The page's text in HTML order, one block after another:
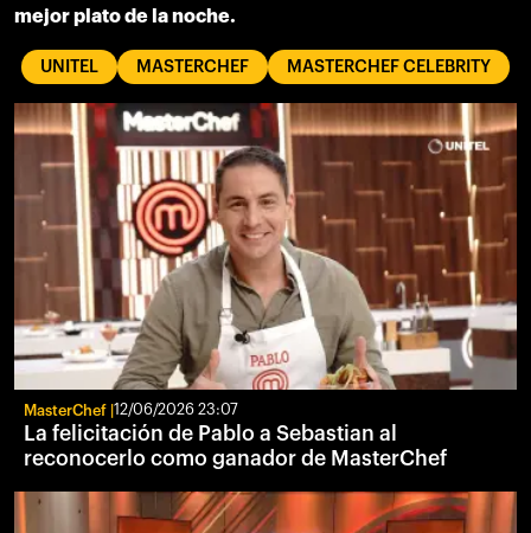
mejor plato de la noche.
UNITEL MASTERCHEF MASTERCHEF CELEBRITY
MasterChef 12/06/2026 23:07
La felicitación de Pablo a Sebastian al
reconocerlo como ganador de MasterChef